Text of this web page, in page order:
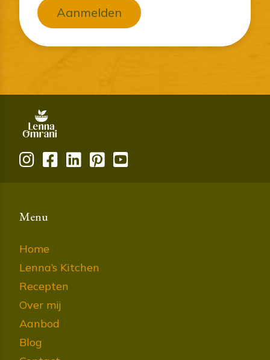
Aanmelden
Menu
Home
Lenna’s Kitchen
Recepten
Over mij
Aanbod
Blog